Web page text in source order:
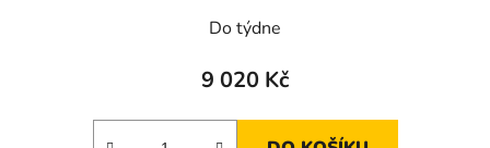
Do týdne
9 020 Kč